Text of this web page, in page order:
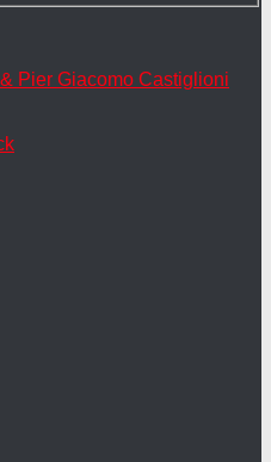
Pier Giacomo Castiglioni